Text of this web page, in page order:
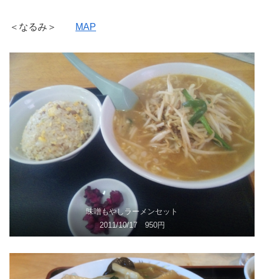
＜なるみ＞ MAP
味噌もやしラーメンセット
2011/10/17 950円